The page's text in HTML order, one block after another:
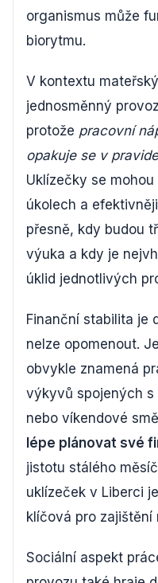
organismus může
biorytmu.
V kontextu
jednosměnný
protože pracovní
opakuje se v
Uklízečky se
úkolech a
přesně, kdy budou
výuka a kdy je
úklid jednotlivých
Finanční stabilita je
nelze opomenout.
obvykle znamená
výkyvů spojených
nebo víkendové
lépe plánovat své
jistotu stálého
uklízeček v Liberci
klíčová pro zajištění
Sociální aspekt